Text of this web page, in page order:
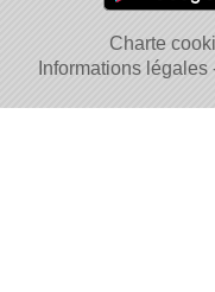
Charte
Informations légales